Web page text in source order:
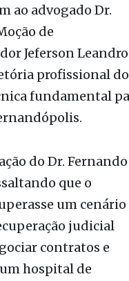
(25), a Câmara
ao advogado Dr.
de
Jeferson Leandro
profissional do
do Dr. Fernando
que o
um cenário
judicial